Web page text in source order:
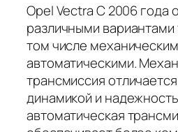
Opel Vectra C 2006 года
различными
том числе
автоматическими.
трансмиссия
динамикой и
автоматическая